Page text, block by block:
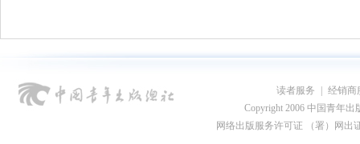
读者服务
经销商
Copyright 2006 中国青年出
网络出版服务许可证 （署）网出